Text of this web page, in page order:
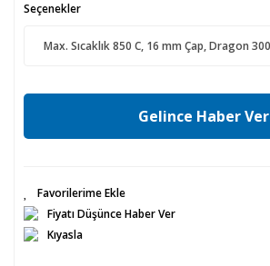
Seçenekler
Gelince Haber Ver
Fiyatı Düşünce Haber Ver
Kıyasla